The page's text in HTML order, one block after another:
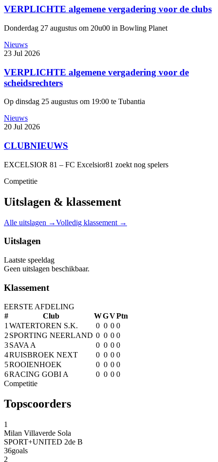
VERPLICHTE algemene vergadering voor de clubs
Donderdag 27 augustus om 20u00 in Bowling Planet
Nieuws
23 Jul 2026
VERPLICHTE algemene vergadering voor de
scheidsrechters
Op dinsdag 25 augustus om 19:00 te Tubantia
Nieuws
20 Jul 2026
CLUBNIEUWS
EXCELSIOR 81 – FC Excelsior81 zoekt nog spelers
Competitie
Uitslagen & klassement
Alle uitslagen →Volledig klassement →
Uitslagen
Laatste speeldag
Geen uitslagen beschikbaar.
Klassement
EERSTE AFDELING
#
Club WGVPtn
1 WATERTOREN S.K. 0 0 0 0
2 SPORTING NEERLAND 0 0 0 0
3SAVA A 0 0 0 0
4RUISBROEK NEXT 0 0 0 0
5ROOIENHOEK 0 0 0 0
6RACING GOBI A 0 0 0 0
Competitie
Topscoorders
1
Milan Villaverde Sola
SPORT+UNITED 2de B
36goals
2